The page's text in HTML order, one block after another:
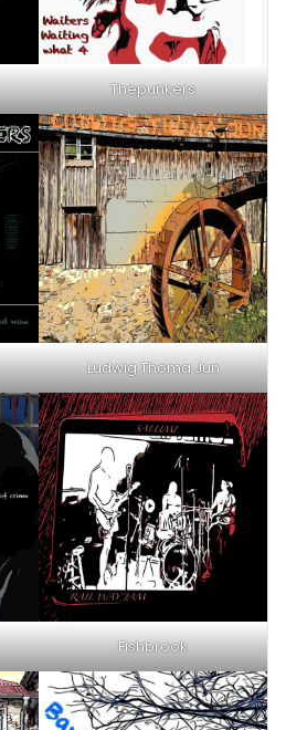
Thepunkers
Ludwig Thoma Jun
Fishbrook